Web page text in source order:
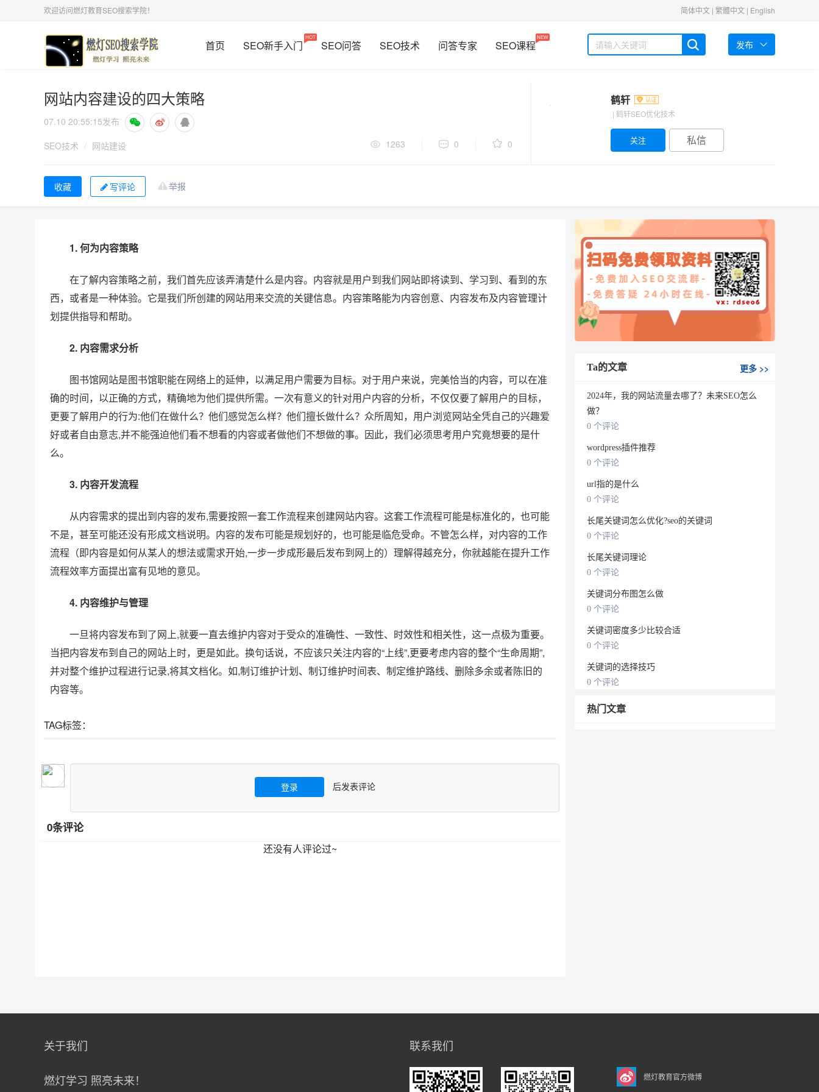
欢迎访问燃灯教育SEO搜索学院！ 简体中文 | 繁體中文 | English
首页 SEO新手入门
HOT
SEO问答 SEO技术 问答专家 SEO课程
NEW
发布
网站内容建设的四大策略
07.10 20:55:15发布
SEO技术 / 网站建设 1263 0 0
鹤轩
| 鹤轩SEO优化技术
私信
举报
写评论
1. 何为内容策略
在了解内容策略之前，我们首先应该弄清楚什么是内容。内容就是用户到我们网站即将读到、学习到、看到的东
西，或者是一种体验。它是我们所创建的网站用来交流的关键信息。内容策略能为内容创意、内容发布及内容管理计
划提供指导和帮助。
2. 内容需求分析
图书馆网站是图书馆职能在网络上的延伸，以满足用户需要为目标。对于用户来说，完美恰当的内容，可以在准
确的时间，以正确的方式，精确地为他们提供所需。一次有意义的针对用户内容的分析，不仅仅要了解用户的目标，
更要了解用户的行为:他们在做什么？他们感觉怎么样？他们擅长做什么？众所周知，用户浏览网站全凭自己的兴趣爱
好或者自由意志,并不能强迫他们看不想看的内容或者做他们不想做的事。因此，我们必须思考用户究竟想要的是什
么。
3. 内容开发流程
从内容需求的提出到内容的发布,需要按照一套工作流程来创建网站内容。这套工作流程可能是标准化的，也可能
不是，甚至可能还没有形成文档说明。内容的发布可能是规划好的，也可能是临危受命。不管怎么样，对内容的工作
流程（即内容是如何从某人的想法或需求开始,一步一步成形最后发布到网上的）理解得越充分，你就越能在提升工作
流程效率方面提出富有见地的意见。
4. 内容维护与管理
一旦将内容发布到了网上,就要一直去维护内容对于受众的准确性、一致性、时效性和相关性，这一点极为重要。
当把内容发布到自己的网站上时，更是如此。换句话说，不应该只关注内容的“上线”,更要考虑内容的整个“生命周期”,
并对整个维护过程进行记录,将其文档化。如,制订维护计划、制订维护时间表、制定维护路线、删除多余或者陈旧的
内容等。
TAG标签：
登录 后发表评论
0条评论
还没有人评论过~
Ta的文章 更多>>
2024年，我的网站流量去哪了？未来SEO怎么
做？
0 个评论
wordpress插件推荐
0 个评论
url指的是什么
0 个评论
长尾关键词怎么优化?seo的关键词
0 个评论
长尾关键词理论
0 个评论
关键词分布图怎么做
0 个评论
关键词密度多少比较合适
0 个评论
关键词的选择技巧
0 个评论
热门文章
关于我们
燃灯学习 照亮未来！
联系我们
燃灯教育官方微博